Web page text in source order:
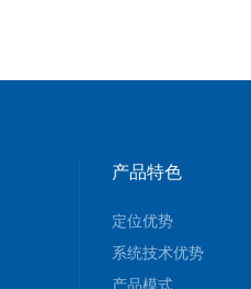
产品特色
定位优势
系统技术优势
产品模式